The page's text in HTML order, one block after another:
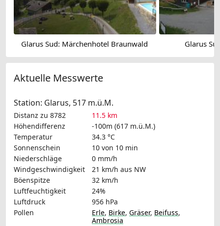
Glarus Sud: Märchenhotel Braunwald Glarus
Aktuelle Messwerte
Station: Glarus, 517 m.ü.M.
Distanz zu 8782
11.5 km
Höhendifferenz
-100m (617 m.ü.M.)
Temperatur
34.3 °C
Sonnenschein
10 von 10 min
Niederschläge
0 mm/h
Windgeschwindigkeit
21 km/h aus NW
Böenspitze
32 km/h
Luftfeuchtigkeit
24%
Luftdruck
956 hPa
Pollen
Erle, Birke, Gräser, Beifuss,
Ambrosia